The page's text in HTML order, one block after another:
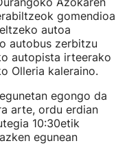
gomendioa
autoa
autobus zerbitzu
autopista irteerako
Olleria kaleraino.
egongo da
arte, ordu erdian
10:30etik
egunean